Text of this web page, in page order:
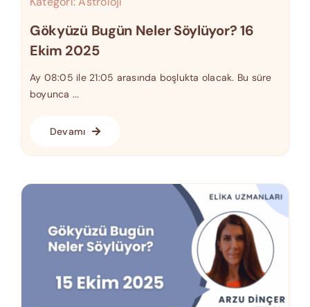
Gökyüzü Bugün Neler Söylüyor? 16
Ekim 2025
Ay 08:05 ile 21:05 arasında boşlukta olacak. Bu süre
boyunca ...
Devamı